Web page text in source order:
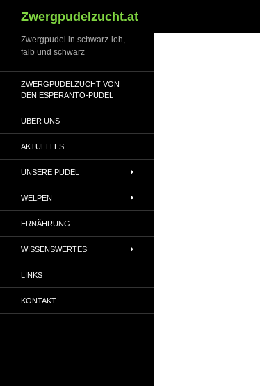
Zwergpudelzucht.at
Zwergpudel in schwarz-loh,
falb und schwarz
ZWERGPUDELZUCHT VON
DEN ESPERANTO-PUDEL
ÜBER UNS
AKTUELLES
UNSERE PUDEL
WELPEN
ERNÄHRUNG
WISSENSWERTES
LINKS
KONTAKT